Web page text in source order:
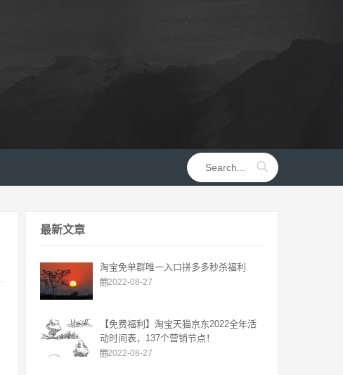
最新文章
淘宝免单群唯一入口拼多多秒杀福利
2022-08-27
【免费福利】淘宝天猫京东2022全年活
动时间表，137个营销节点！
2022-08-27